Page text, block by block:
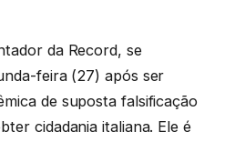
da Record, se
feira (27) após ser
de suposta falsificação
cidadania italiana. Ele é